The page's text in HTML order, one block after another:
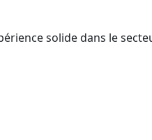
solide dans le